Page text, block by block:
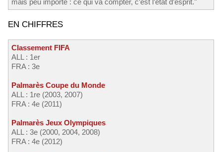
EN CHIFFRES
Classement FIFA
ALL : 1er
FRA : 3e
Palmarès Coupe du Monde
ALL : 1re (2003, 2007)
FRA : 4e (2011)
Palmarès Jeux Olympiques
ALL : 3e (2000, 2004, 2008)
FRA : 4e (2012)